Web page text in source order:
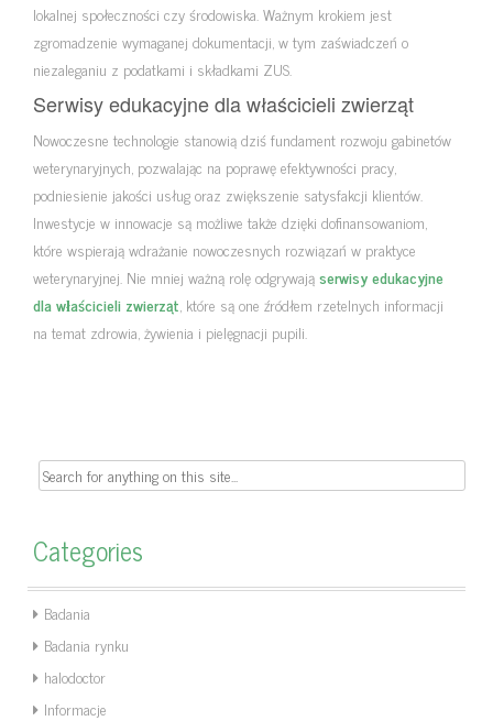
lokalnej społeczności czy środowiska. Ważnym krokiem jest
zgromadzenie wymaganej dokumentacji, w tym zaświadczeń o
niezaleganiu z podatkami i składkami ZUS.
Serwisy edukacyjne dla właścicieli zwierząt
Nowoczesne technologie stanowią dziś fundament rozwoju gabinetów
weterynaryjnych, pozwalając na poprawę efektywności pracy,
podniesienie jakości usług oraz zwiększenie satysfakcji klientów.
Inwestycje w innowacje są możliwe także dzięki dofinansowaniom,
które wspierają wdrażanie nowoczesnych rozwiązań w praktyce
weterynaryjnej. Nie mniej ważną rolę odgrywająserwisy edukacyjne
dla właścicieli zwierząt, które są one źródłem rzetelnych informacji
na temat zdrowia, żywienia i pielęgnacji pupili.
Search
Categories
Badania
Badania rynku
halodoctor
Informacje